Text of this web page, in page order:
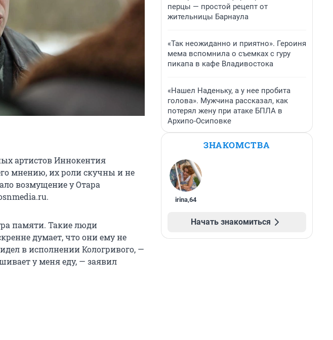
артистов Иннокентия
мнению, их роли скучны и не
возмущение у Отара
памяти. Такие люди
думает, что они ему не
в исполнении Кологривого, —
у меня еду, — заявил
перцы — простой рецепт от
жительницы Барнаула
«Так неожиданно и приятно». Героиня
мема вспомнила о съемках с гуру
пикапа в кафе Владивостока
«Нашел Наденьку, а у нее пробита
голова». Мужчина рассказал, как
потерял жену при атаке БПЛА в
Архипо-Осиповке
ЗНАКОМСТВА
irina,64
Начать знакомиться